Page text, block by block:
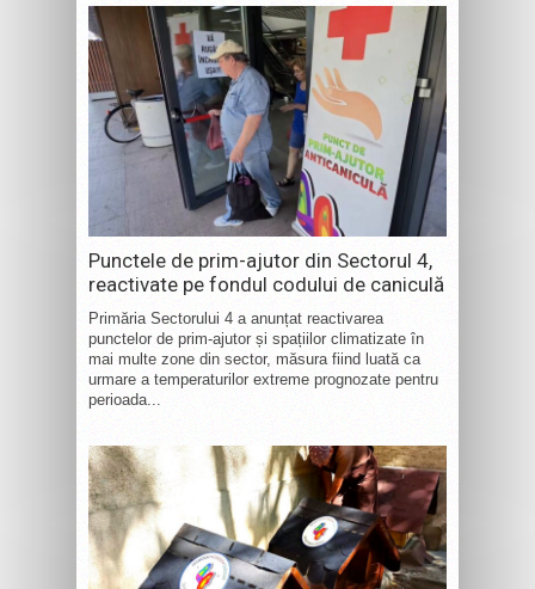
Punctele de prim-ajutor din Sectorul 4,
reactivate pe fondul codului de caniculă
Primăria Sectorului 4 a anunțat reactivarea
punctelor de prim-ajutor și spațiilor climatizate în
mai multe zone din sector, măsura fiind luată ca
urmare a temperaturilor extreme prognozate pentru
perioada...